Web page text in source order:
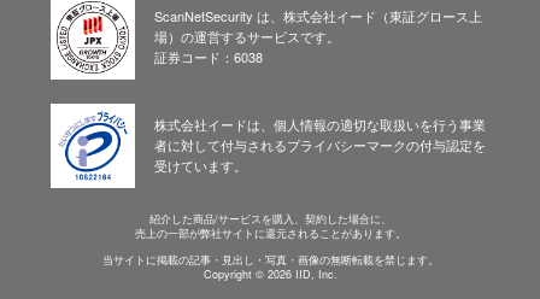
ScanNetSecurity は、株式会社イード（東証グロース上
場）の運営するサービスです。
証券コード：6038
株式会社イードは、個人情報の適切な取扱いを行う事業
者に対して付与されるプライバシーマークの付与認定を
受けています。
紹介した商品/サービスを購入、契約した場合に、
売上の一部が弊社サイトに還元されることがあります。
当サイトに掲載の記事・見出し・写真・画像の無断転載を禁じます。
Copyright © 2026 IID, Inc.